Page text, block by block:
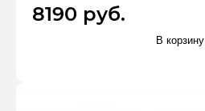
8190 руб.
В корзину